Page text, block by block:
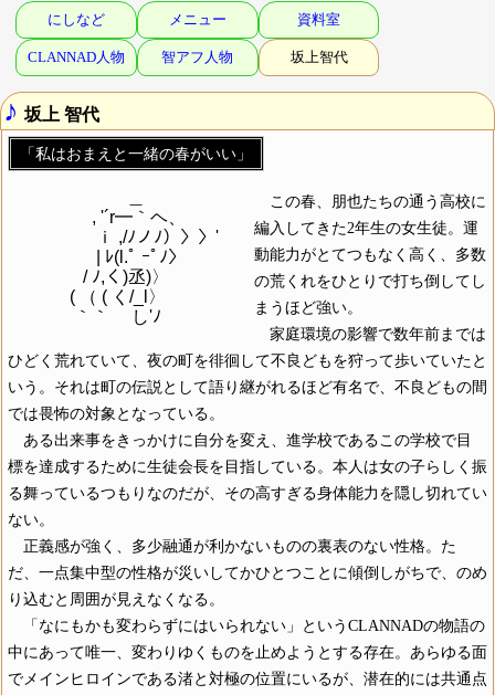
にしなど メニュー 資料室
CLANNAD人物 智アフ人物 坂上智代
♪ 坂上 智代
「私はおまえと一緒の春がいい」
, '´r━｀ヘ、
ｉ ,/ﾉノﾉ）〉〉'
| ﾚ(l.ﾟ ｰﾟﾉ〉
/ ﾉ,く)丞)〉
( （ ( く/_l〉
この春、朋也たちの通う高校に
編入してきた2年生の女生徒。運
動能力がとてつもなく高く、多数
の荒くれをひとりで打ち倒してし
まうほど強い。
家庭環境の影響で数年前までは
ひどく荒れていて、夜の町を徘徊して不良どもを狩って歩いていたと
いう。それは町の伝説として語り継がれるほど有名で、不良どもの間
では畏怖の対象となっている。
ある出来事をきっかけに自分を変え、進学校であるこの学校で目
標を達成するために生徒会長を目指している。本人は女の子らしく振
る舞っているつもりなのだが、その高すぎる身体能力を隠し切れてい
ない。
正義感が強く、多少融通が利かないものの裏表のない性格。た
だ、一点集中型の性格が災いしてかひとつことに傾倒しがちで、のめ
り込むと周囲が見えなくなる。
「なにもかも変わらずにはいられない」というCLANNADの物語の
中にあって唯一、変わりゆくものを止めようとする存在。あらゆる面
でメインヒロインである渚と対極の位置にいるが、潜在的には共通点